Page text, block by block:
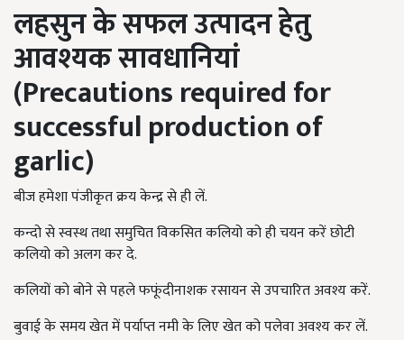
लहसुन के सफल उत्पादन हेतु
आवश्यक सावधानियां
(Precautions required for
successful production of
garlic)
बीज हमेशा पंजीकृत क्रय केन्द्र से ही लें.
कन्दो से स्वस्थ तथा समुचित विकसित कलियो को ही चयन करें छोटी
कलियो को अलग कर दे.
कलियों को बोने से पहले फफूंदीनाशक रसायन से उपचारित अवश्य करें.
बुवाई के समय खेत में पर्याप्त नमी के लिए खेत को पलेवा अवश्य कर लें.